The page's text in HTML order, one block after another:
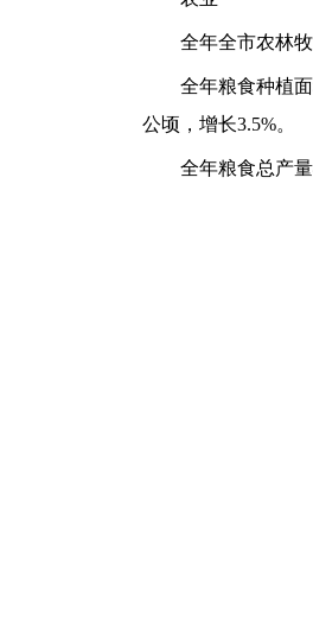
全年全市农林
全年粮食种植
公顷，增长3.5%。
全年粮食总产